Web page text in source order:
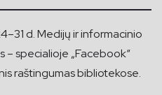
d. Medijų ir informacinio
– specialioje „Facebook“
raštingumas bibliotekose.